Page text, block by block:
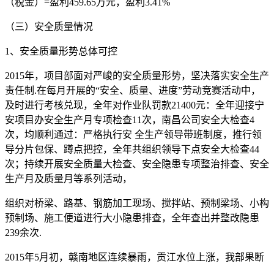
（税金）=盈利459.65万元，盈利3.41%
（三）安全质量情况
1、安全质量形势总体可控
2015年，项目部面对严峻的安全质量形势，坚决落实安全生产
责任制.在每月开展的“安全、质量、进度”劳动竞赛活动中，
及时进行考核兑现，全年对作业队罚款21400元：全年迎接宁
安项目办安全生产月专项检查11次，南昌公司安全大检查4
次，均顺利通过：严格执行安 全生产领导带班制度，推行领
导分片包保、蹲点把控，全年共组织领导下点安全大检查44
次；持续开展安全质量大检查、安全隐患专项整治排查、安全
生产月及质量月等系列活动，
组织对桥梁、路基、钢筋加工现场、搅拌站、预制梁场、小构
预制场、施工便道进行大小隐患排查，全年查出并整改隐患
239余次.
2015年5月初，赣南地区连续暴雨，贡江水位上涨，我部果断